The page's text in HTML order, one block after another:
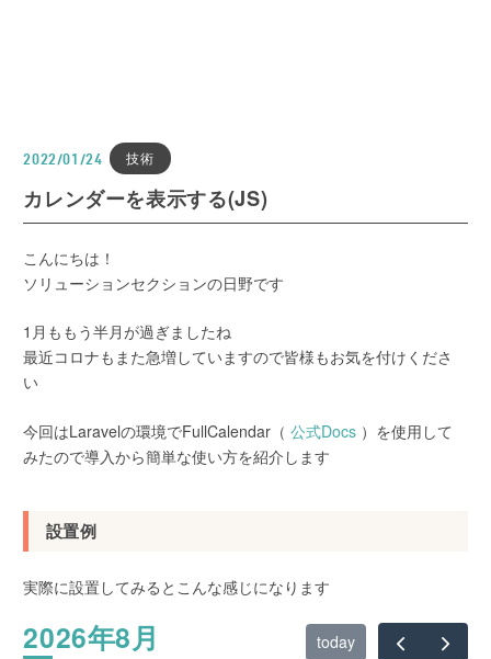
2022/01/24 技術
カレンダーを表示する(JS)
こんにちは！
ソリューションセクションの日野です
1月ももう半月が過ぎましたね
最近コロナもまた急増していますので皆様もお気を付けくださ
い
今回はLaravelの環境でFullCalendar（公式Docs ）を使用して
みたので導入から簡単な使い方を紹介します
設置例
実際に設置してみるとこんな感じになります
2026年8月 today